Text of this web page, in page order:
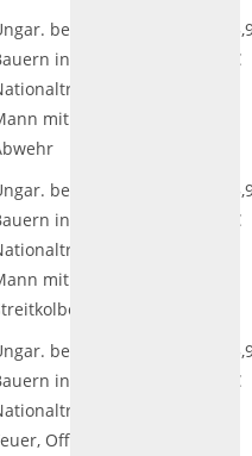
bewaffn.
in
mit Speer in
€
bewaffn.
in
mit
€
bewaffn.
in
im
Offizier
€